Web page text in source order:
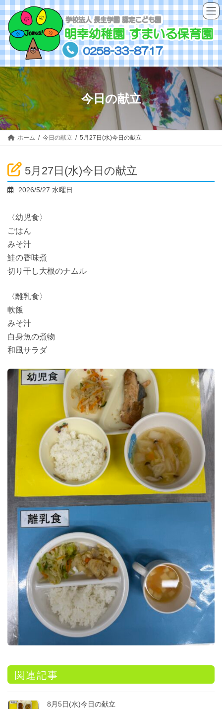
コ
ン
テ
ン
ツ
へ
ス
キ
ッ
プ
ナ
ビ
ゲ
ー
シ
ョ
ン
に
移
動
今日の献立
ホーム 今日の献立 5月27日(水)今日の献立
5月27日(水)今日の献立
2026/5/27 水曜日
〈幼児食〉
ごはん
みそ汁
鮭の香味煮
切り干し大根のナムル
〈離乳食〉
軟飯
みそ汁
白身魚の煮物
和風サラダ
関連記事
8月5日(水)今日の献立